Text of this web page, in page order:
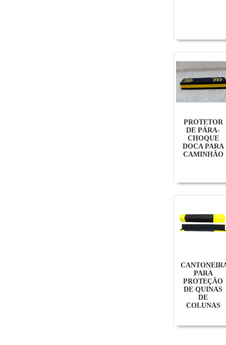
PROTETOR
DE PÁRA-
CHOQUE
DOCA PARA
CAMINHÃO
PARA
PROTEÇÃO
DE QUINAS
DE
COLUNAS